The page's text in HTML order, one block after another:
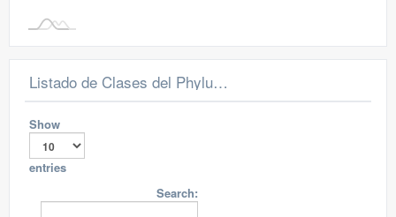
Listado de Clases del Phylum Mollusca presentes en el Bosque El Cardenillo
Show
entries
Search: